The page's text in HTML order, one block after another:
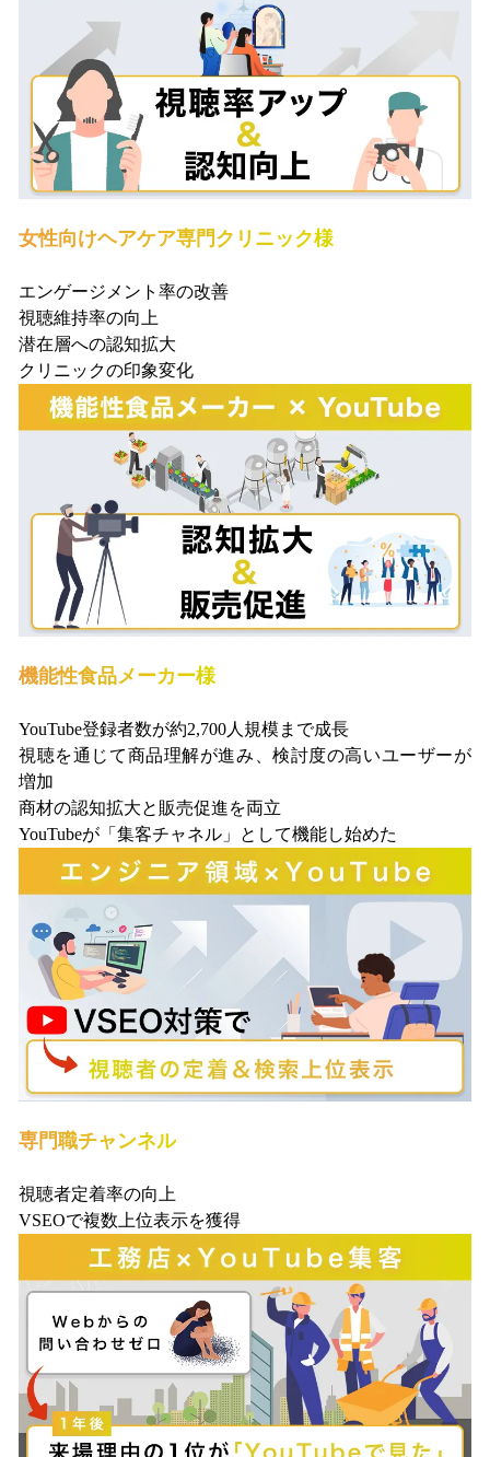
女性向けヘアケア専門クリニック様
エンゲージメント率の改善
視聴維持率の向上
潜在層への認知拡大
クリニックの印象変化
機能性食品メーカー様
YouTube登録者数が約2,700人規模まで成長
視聴を通じて商品理解が進み、検討度の高いユーザーが
増加
商材の認知拡大と販売促進を両立
YouTubeが「集客チャネル」として機能し始めた
専門職チャンネル
視聴者定着率の向上
VSEOで複数上位表示を獲得